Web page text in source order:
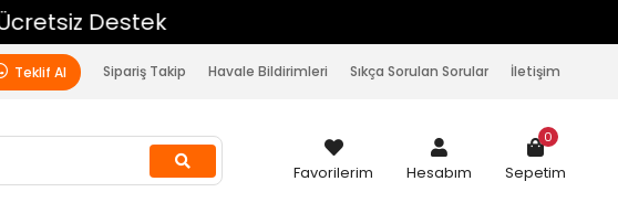
Destek
Teklif Al Sipariş Takip Havale Bildirimleri Sıkça Sorulan Sorular İletişim
Favorilerim Hesabım Sepetim
0